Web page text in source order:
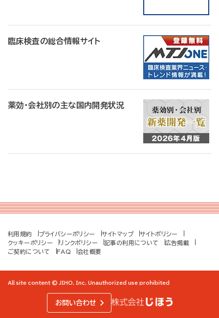
臨床検査の総合情報サイト
薬効・会社別の主な国内開発状況
利用規約 プライバシーポリシー サイトマップ
サイトポリシー
クッキーポリシー
リンクポリシー 記事の利用について
広告掲載
ご契約について
FAQ 会社概要
All site content © JIHO, Inc. Unauthorized use prohibited
お問い合わせ